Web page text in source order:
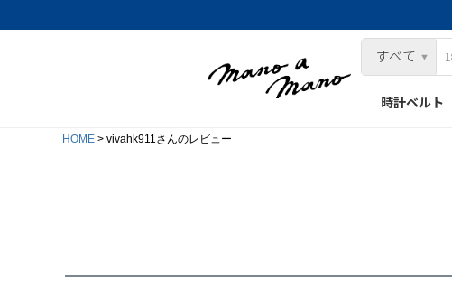
時計ベルト
HOME vivahk911さんのレビュー